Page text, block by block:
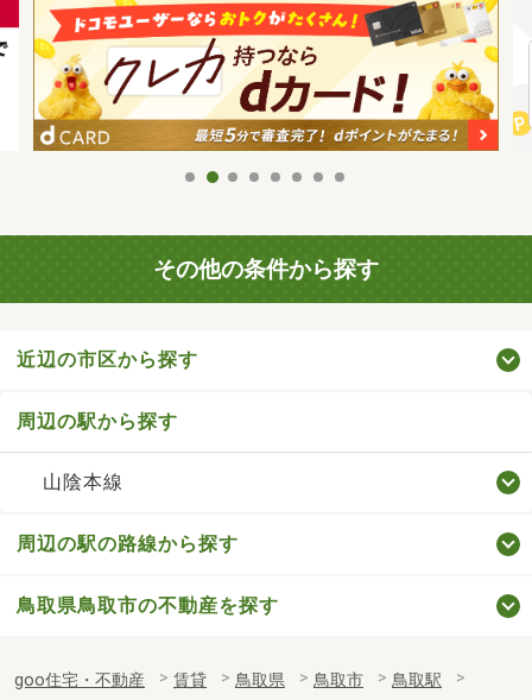
その他の条件から探す
近辺の市区から探す
周辺の駅から探す
山陰本線
周辺の駅の路線から探す
鳥取県鳥取市の不動産を探す
goo住宅・不動産 賃貸 鳥取県 鳥取市
鳥取駅